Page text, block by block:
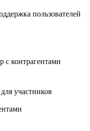
пользователей
с контрагентами
участников